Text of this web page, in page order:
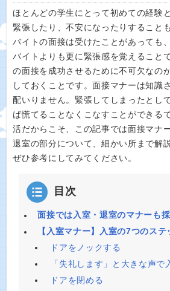
ほとんどの学生にとって初めての経験
緊張したり、不安になったりすること
バイトの面接は受けたことがあっても
バイトよりも更に緊張感を覚えること
の面接を成功させるために不可欠なの
しておくことです。面接マナーは知識
配いりません。緊張してしまったとし
ば慌てることなくこなすことができる
活だからこそ、この記事では面接マナ
退室の部分について、細かい所まで解
ぜひ参考にしてみてください。
目次
面接では入室・退室のマナーも
【入室マナー】入室の7つのステ
ドアをノックする
「失礼します」と大きな声で
ドアを閉める